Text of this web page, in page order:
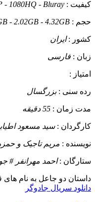
کیفیت : - 1080HQ - Bluray
حجم : - 2.02GB - 4.32GB
کشور :ایران
زبان : فارسی
امتیاز :
رده سنی :بزرگسال
مدت زمان : 55 دقیقه
کارگردان :سید مسعود
نویسنده : مریم تاجیک و
ستارگان :احمد مهرانفر #
داستان دو جاعل به نام های
دانلود سریال جادوگر